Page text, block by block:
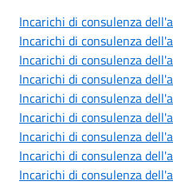
Incarichi di consulenza
Incarichi di consulenza
Incarichi di consulenza
Incarichi di consulenza
Incarichi di consulenza
Incarichi di consulenza
Incarichi di consulenza
Incarichi di consulenza
Incarichi di consulenza